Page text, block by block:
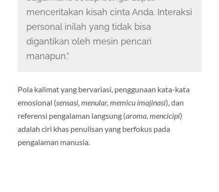
menceritakan kisah cinta Anda. Interaksi
personal inilah yang tidak bisa
digantikan oleh mesin pencari
manapun.”
Pola kalimat yang bervariasi, penggunaan kata-kata
emosional (sensasi, menular, memicu imajinasi), dan
referensi pengalaman langsung (aroma, mencicipi)
adalah ciri khas penulisan yang berfokus pada
pengalaman manusia.